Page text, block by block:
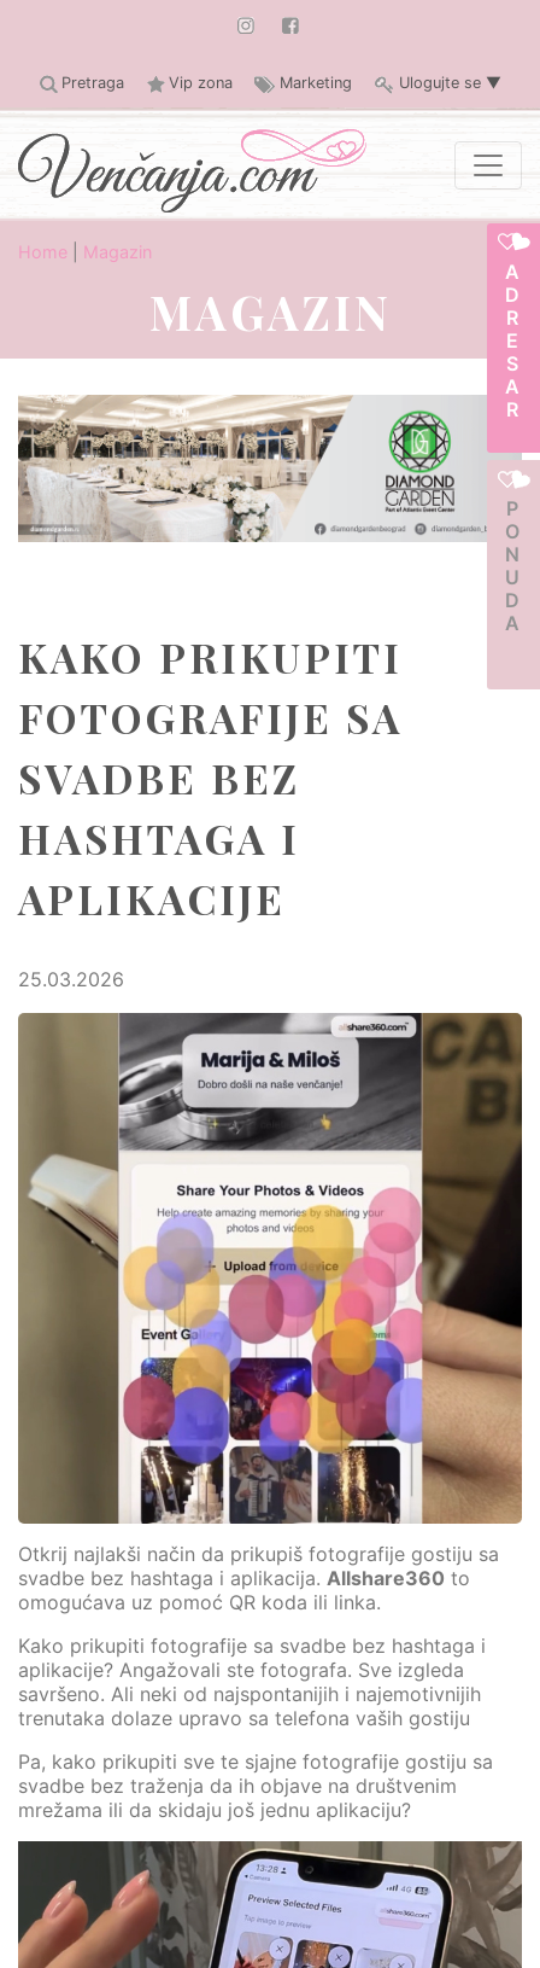
Pretraga Vip zona Marketing Ulogujte se ▼
ADRESAR
PONUDA
Home Magazin
MAGAZIN
KAKO PRIKUPITI
FOTOGRAFIJE SA
SVADBE BEZ
HASHTAGA I
APLIKACIJE
25.03.2026
Otkrij najlakši način da prikupiš fotografije gostiju sa
svadbe bez hashtaga i aplikacija. Allshare360 to
omogućava uz pomoć QR koda ili linka.
Kako prikupiti fotografije sa svadbe bez hashtaga i
aplikacije? Angažovali ste fotografa. Sve izgleda
savršeno. Ali neki od najspontanijih i najemotivnijih
trenutaka dolaze upravo sa telefona vaših gostiju
Pa, kako prikupiti sve te sjajne fotografije gostiju sa
svadbe bez traženja da ih objave na društvenim
mrežama ili da skidaju još jednu aplikaciju?